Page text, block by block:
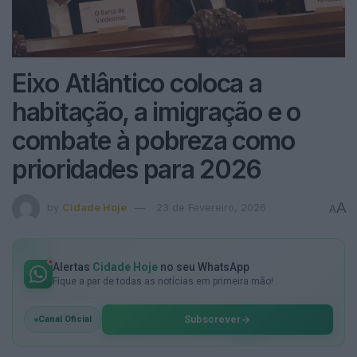
Eixo Atlântico coloca a
habitação, a imigração e o
combate à pobreza como
prioridades para 2026
by Cidade Hoje 23 de Fevereiro, 2026 AA
Alertas Cidade Hoje no seu WhatsApp
Fique a par de todas as notícias em primeira mão!
Canal Oficial Subscrever